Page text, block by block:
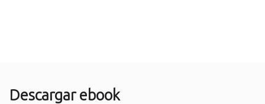
Descargar ebook